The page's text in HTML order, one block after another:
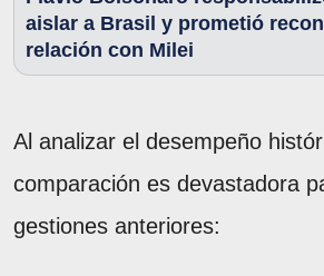
aislar a Brasil y prometió
relación con Milei
Al analizar el desempeño
comparación es devastadora
gestiones anteriores: